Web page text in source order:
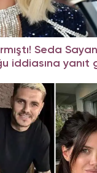
Seda
iddiasına yanıt